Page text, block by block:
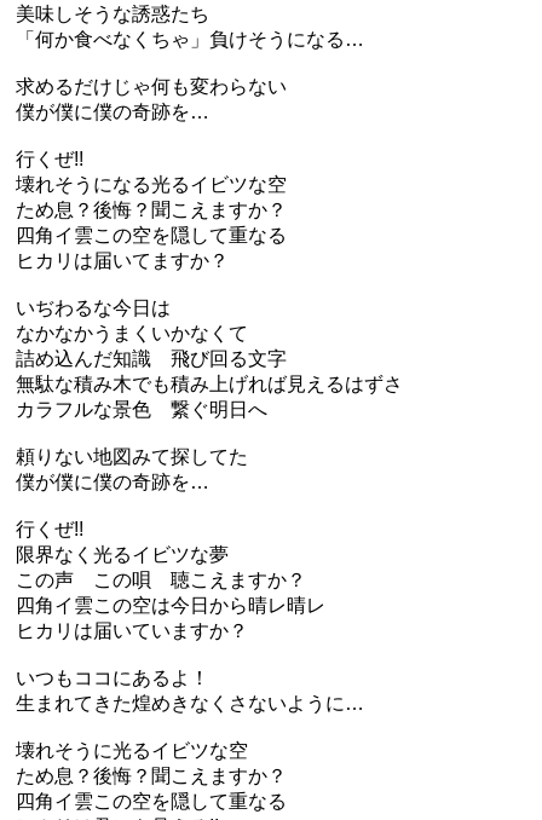
美味しそうな誘惑たち
「何か食べなくちゃ」負けそうになる…
求めるだけじゃ何も変わらない
僕が僕に僕の奇跡を…
行くぜ!!
壊れそうになる光るイビツな空
ため息？後悔？聞こえますか？
四角イ雲この空を隠して重なる
ヒカリは届いてますか？
いぢわるな今日は
なかなかうまくいかなくて
詰め込んだ知識 飛び回る文字
無駄な積み木でも積み上げれば見えるはずさ
カラフルな景色 繋ぐ明日へ
頼りない地図みて探してた
僕が僕に僕の奇跡を…
行くぜ!!
限界なく光るイビツな夢
この声 この唄 聴こえますか？
四角イ雲この空は今日から晴レ晴レ
ヒカリは届いていますか？
いつもココにあるよ！
生まれてきた煌めきなくさないように…
壊れそうに光るイビツな空
ため息？後悔？聞こえますか？
四角イ雲この空を隠して重なる